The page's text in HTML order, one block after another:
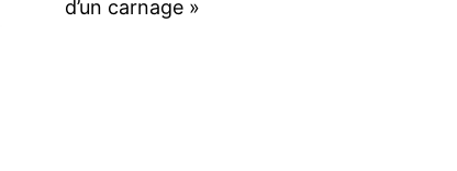
d’un carnage »